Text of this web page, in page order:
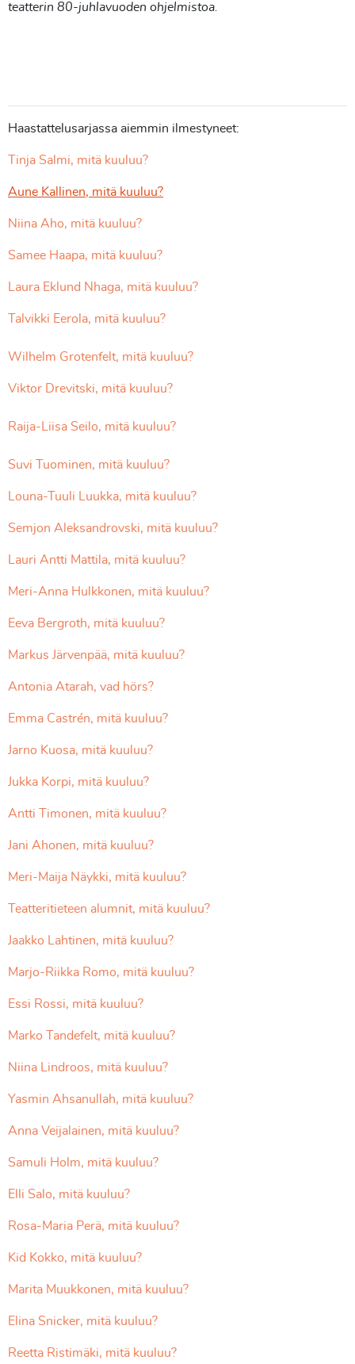
teatterin 80-juhlavuoden ohjelmistoa.
Haastattelusarjassa aiemmin ilmestyneet:
Tinja Salmi, mitä kuuluu?
Aune Kallinen, mitä kuuluu?
Niina Aho, mitä kuuluu?
Samee Haapa, mitä kuuluu?
Laura Eklund Nhaga, mitä kuuluu?
Talvikki Eerola, mitä kuuluu?
Wilhelm Grotenfelt, mitä kuuluu?
Viktor Drevitski, mitä kuuluu?
Raija-Liisa Seilo, mitä kuuluu?
Suvi Tuominen, mitä kuuluu?
Louna-Tuuli Luukka, mitä kuuluu?
Semjon Aleksandrovski, mitä kuuluu?
Lauri Antti Mattila, mitä kuuluu?
Meri-Anna Hulkkonen, mitä kuuluu?
Eeva Bergroth, mitä kuuluu?
Markus Järvenpää, mitä kuuluu?
Antonia Atarah, vad hörs?
Emma Castrén, mitä kuuluu?
Jarno Kuosa, mitä kuuluu?
Jukka Korpi, mitä kuuluu?
Antti Timonen, mitä kuuluu?
Jani Ahonen, mitä kuuluu?
Meri-Maija Näykki, mitä kuuluu?
Teatteritieteen alumnit, mitä kuuluu?
Jaakko Lahtinen, mitä kuuluu?
Marjo-Riikka Romo, mitä kuuluu?
Essi Rossi, mitä kuuluu?
Marko Tandefelt, mitä kuuluu?
Niina Lindroos, mitä kuuluu?
Yasmin Ahsanullah, mitä kuuluu?
Anna Veijalainen, mitä kuuluu?
Samuli Holm, mitä kuuluu?
Elli Salo, mitä kuuluu?
Rosa-Maria Perä, mitä kuuluu?
Kid Kokko, mitä kuuluu?
Marita Muukkonen, mitä kuuluu?
Elina Snicker, mitä kuuluu?
Reetta Ristimäki, mitä kuuluu?